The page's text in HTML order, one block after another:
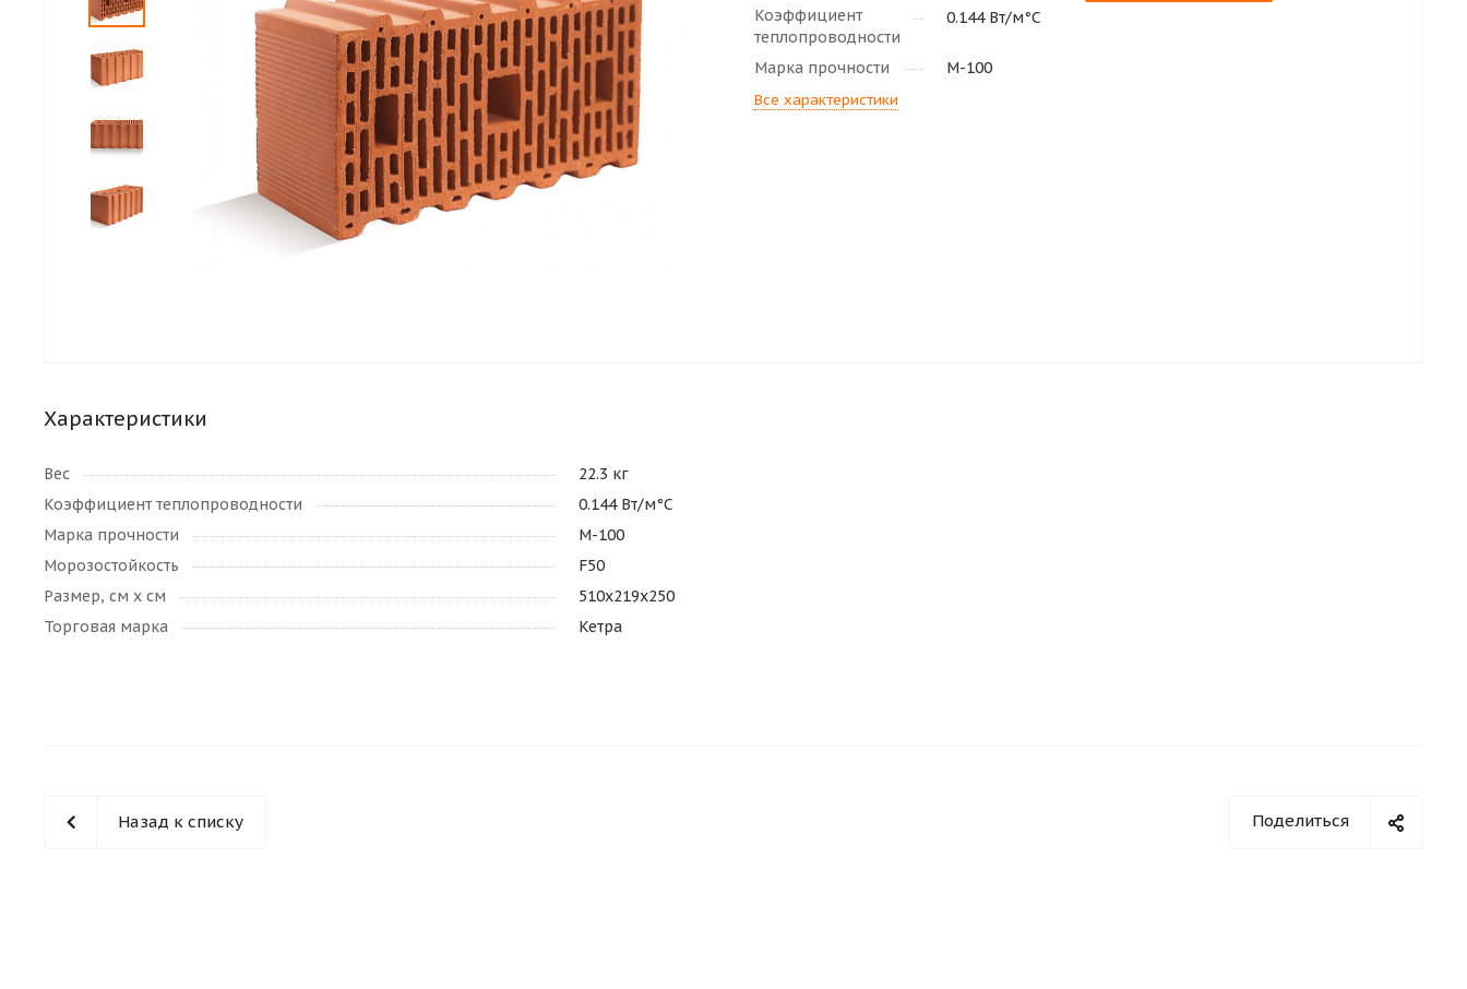
Коэффициент
теплопроводности
0.144 Вт/м°С
Марка прочности M-100
Все характеристики
Характеристики
Вес
22.3 кг
Коэффициент теплопроводности
0.144 Вт/м°С
Марка прочности
M-100
Морозостойкость
F50
Размер, см х см
510х219х250
Торговая марка
Кетра
Поделиться
Назад к списку